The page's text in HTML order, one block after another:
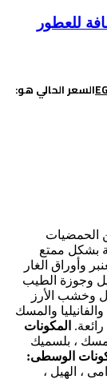
مل من لطافة للعطور
السعر الحالي هو:
الحمضيات
بشكل ممتع
وأوراق الغار
وجوزة الطيب
وخشب الأرز
والمسك
المكونات
مسك ، بلسميك
الوسطى:
، الهيل ،